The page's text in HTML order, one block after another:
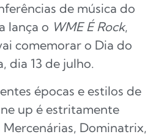
de música do
lança o WME É Rock,
comemorar o Dia do
dia 13 de julho.
épocas e estilos de
up é estritamente
Dominatrix,